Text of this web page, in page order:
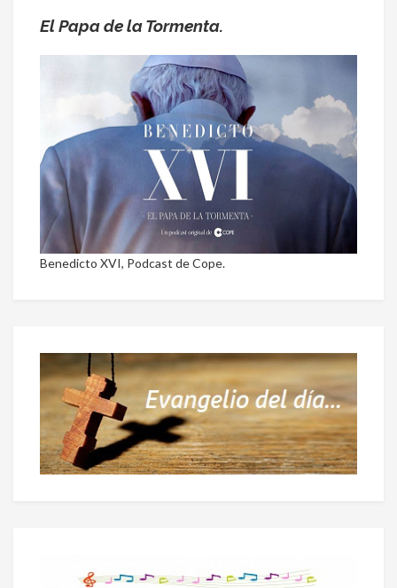
El Papa de la Tormenta.
Benedicto XVI, Podcast de Cope.